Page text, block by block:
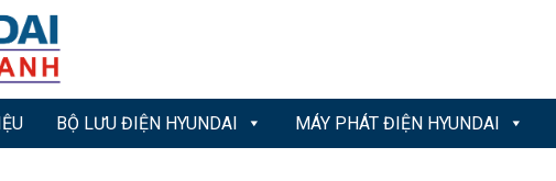
BỘ LƯU ĐIỆN HYUNDAI MÁY PHÁT ĐIỆN HYUNDAI